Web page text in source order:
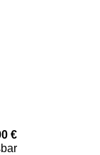
€